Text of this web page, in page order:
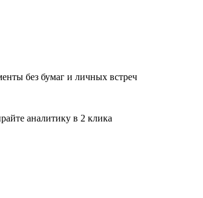
без бумаг и личных встреч
аналитику в 2 клика